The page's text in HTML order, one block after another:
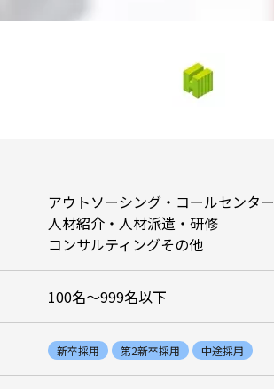
アウトソーシング・コールセンター
人材紹介・人材派遣・研修
コンサルティングその他
100名〜999名以下
新卒採用 第2新卒採用 中途採用